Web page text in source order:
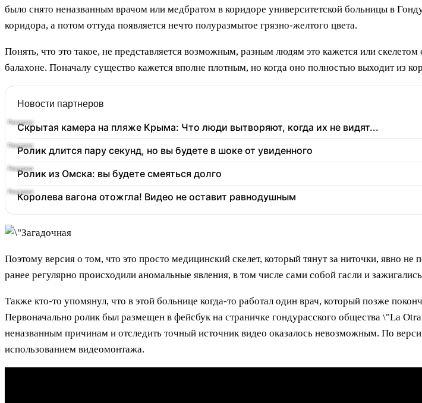
было снято неназванным врачом или медбратом в коридоре университетской больницы в
коридора, а потом оттуда появляется нечто полуразмытое грязно-желтого цвета.
Понять, что это такое, не представляется возможным, разным людям это кажется или
балахоне. Поначалу существо кажется вполне плотным, но когда оно полностью выходит из
Новости партнеров
Скрытая камера на пляже Крыма: Что люди вытворяют, когда их не видят...
Ролик длится пару секунд, но вы будете в шоке от увиденного
Ролик из Омска: вы будете смеяться долго
Королева вагона отожгла! Видео не оставит равнодушным
Поэтому версия о том, что это просто медицинский скелет, который тянут за ниточки, явно
ранее регулярно происходили аномальные явления, в том числе сами собой гасли и
Также кто-то упомянул, что в этой больнице когда-то работал один врач, который позже
Первоначально ролик был размещен в фейсбук на страничке гондурасского общества \"La
неназванным причинам и отследить точный источник видео оказалось невозможным. По
использованием видеомонтажа.